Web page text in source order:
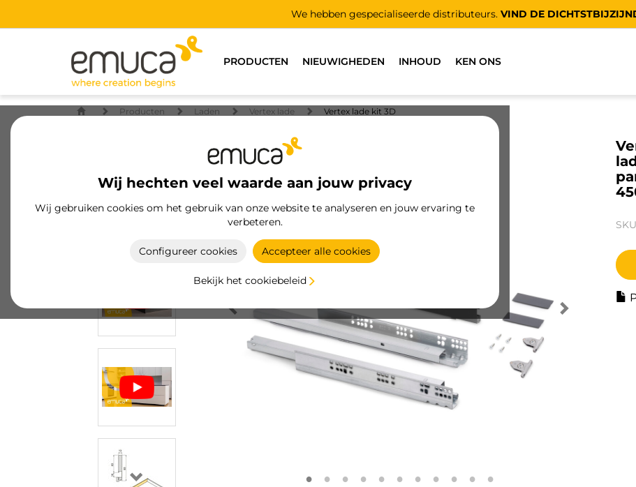
We hebben gespecialiseerde distributeurs. VIND DE
PRODUCTEN NIEUWIGHEDEN INHOUD KEN ONS
Wij hechten veel waarde aan jouw privacy
Wij gebruiken cookies om het gebruik van onze website te analyseren en jouw ervaring te
verbeteren.
Configureer cookies Accepteer alle cookies
Bekijk het cookiebeleid
Producten Laden Vertex lade Vertex lade kit 3D
SKU